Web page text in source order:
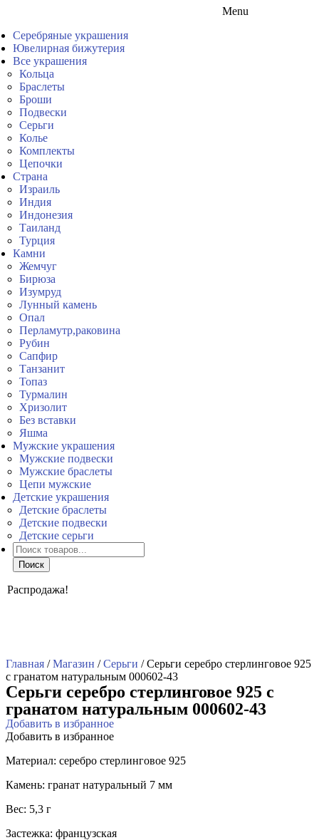
Menu
Серебряные украшения
Ювелирная бижутерия
Все украшения
Кольца
Браслеты
Броши
Подвески
Серьги
Колье
Комплекты
Цепочки
Страна
Израиль
Индия
Индонезия
Таиланд
Турция
Камни
Жемчуг
Бирюза
Изумруд
Лунный камень
Опал
Перламутр,раковина
Рубин
Сапфир
Танзанит
Топаз
Турмалин
Хризолит
Без вставки
Яшма
Мужские украшения
Мужские подвески
Мужские браслеты
Цепи мужские
Детские украшения
Детские браслеты
Детские подвески
Детские серьги
Поиск
товаров
Поиск
Распродажа!
Главная /Магазин /Серьги / Серьги серебро стерлинговое 925
с гранатом натуральным 000602-43
Серьги серебро стерлинговое 925 с
гранатом натуральным 000602-43
Добавить в избранное
Добавить в избранное
Материал: серебро стерлинговое 925
Камень: гранат натуральный 7 мм
Вес: 5,3 г
Застежка: французская